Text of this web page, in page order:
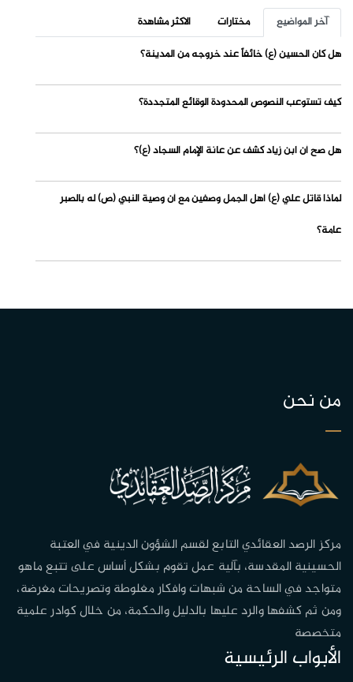
آخر المواضيع مختارات
الاكثر مشاهدة
هل كان الحسين (ع) خائفاً عند خروجه من المدينة؟
كيف تستوعب النصوص المحدودة الوقائع المتجددة؟
هل صح أن ابن زياد كشف عن عانة الإمام السجاد (ع)؟
لماذا قاتل علي (ع) أهل الجمل وصفين مع أن وصية النبي (ص) له بالصبر
عامة؟
من نحن
مركز الرصد العقائدي التابع لقسم الشؤون الدينية في العتبة
الحسينية المقدسة، بآلية عمل تقوم بشكل أساس على تتبع ماهو
متواجد في الساحة من شبهات وافكار مغلوطة وتصريحات مغرضة،
ومن ثم كشفها والرد عليها بالدليل والحكمة، من خلال كوادر علمية
متخصصة
الأبواب الرئيسية